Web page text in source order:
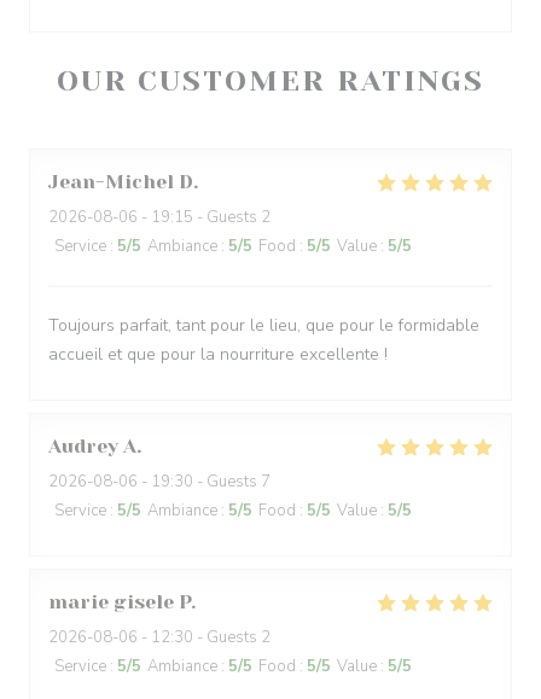
OUR CUSTOMER RATINGS
Jean-Michel D
2026-08-06 - 19:15 - Guests 2
Service : 5/5 Ambiance : 5/5 Food : 5/5 Value : 5/5
Toujours parfait, tant pour le lieu, que pour le formidable
accueil et que pour la nourriture excellente !
Audrey A
2026-08-06 - 19:30 - Guests 7
Service : 5/5 Ambiance : 5/5 Food : 5/5 Value : 5/5
marie gisele P
2026-08-06 - 12:30 - Guests 2
Service : 5/5 Ambiance : 5/5 Food : 5/5 Value : 5/5